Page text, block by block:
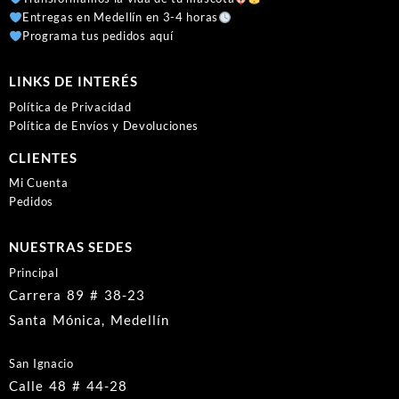
Entregas en Medellín en 3-4 horas
Programa tus pedidos aquí
LINKS DE INTERÉS
Política de Privacidad
Política de Envíos y Devoluciones
CLIENTES
Mi Cuenta
Pedidos
NUESTRAS SEDES
Principal
Carrera 89 # 38-23
Santa Mónica, Medellín
San Ignacio
Calle 48 # 44-28